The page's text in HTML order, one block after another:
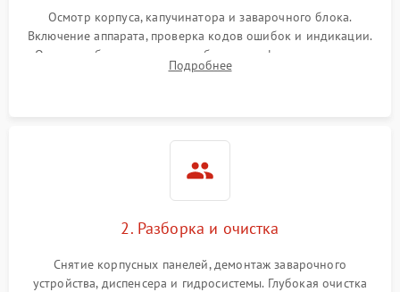
Осмотр корпуса, капучинатора и заварочного блока.
Включение аппарата, проверка кодов ошибок и индикации.
Оценка работы помпы, термоблока и кофемолки на слух.
Измерение температуры и давления воды для выявления
Подробнее
2. Разборка и очистка
Снятие корпусных панелей, демонтаж заварочного
устройства, диспенсера и гидросистемы. Глубокая очистка